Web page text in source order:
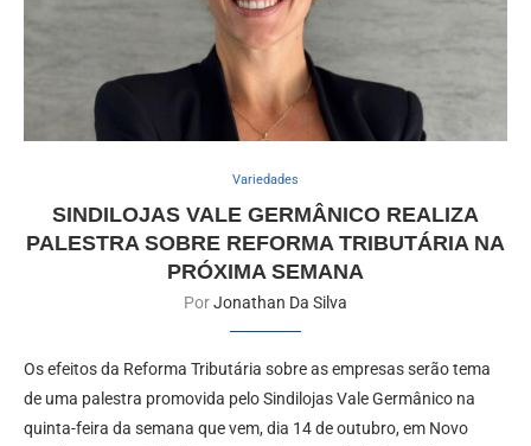
Variedades
SINDILOJAS VALE GERMÂNICO REALIZA
PALESTRA SOBRE REFORMA TRIBUTÁRIA NA
PRÓXIMA SEMANA
PorJonathan Da Silva
Os efeitos da Reforma Tributária sobre as empresas serão tema
de uma palestra promovida pelo Sindilojas Vale Germânico na
quinta-feira da semana que vem, dia 14 de outubro, em Novo